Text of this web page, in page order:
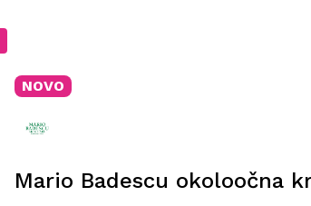
NOVO
Mario Badescu okoloočna